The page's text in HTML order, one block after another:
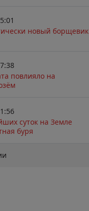
новый борщевик
повлияло на
суток на Земле
буря